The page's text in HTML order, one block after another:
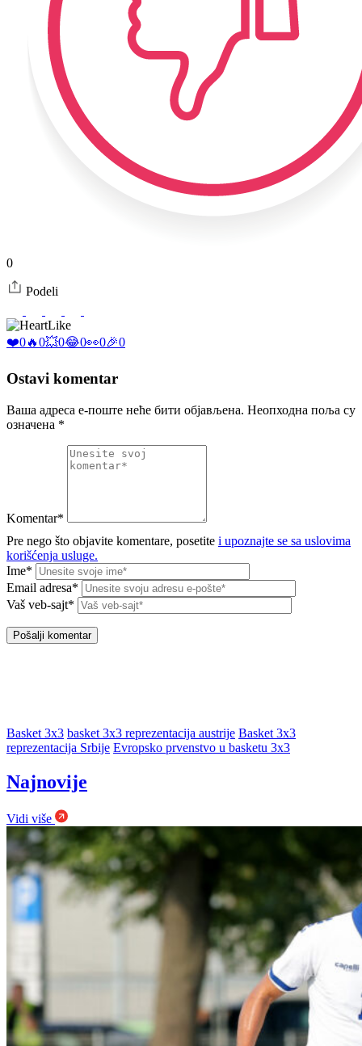
0
Podeli
Like
❤️0🔥0💥0😂0👀0🎉0
Ostavi komentar
Ваша адреса е-поште неће бити објављена. Неопходна поља су
означена *
Komentar*
Pre nego što objavite komentare, posetite i upoznajte se sa uslovima
korišćenja usluge.
Ime*
Email adresa*
Vaš veb-sajt*
Basket 3x3 basket 3x3 reprezentacija austrije Basket 3x3
reprezentacija Srbije Evropsko prvenstvo u basketu 3x3
Najnovije
Vidi više